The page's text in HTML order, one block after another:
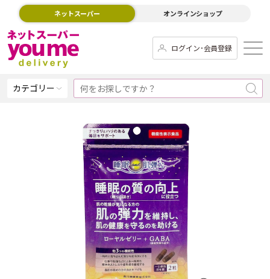
ネットスーパー オンラインショップ
ログイン･会員登録
カテゴリー